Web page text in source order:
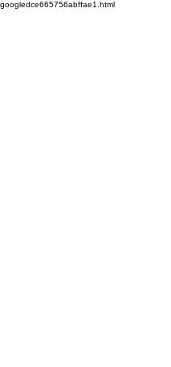
googledce665756abffae1.html